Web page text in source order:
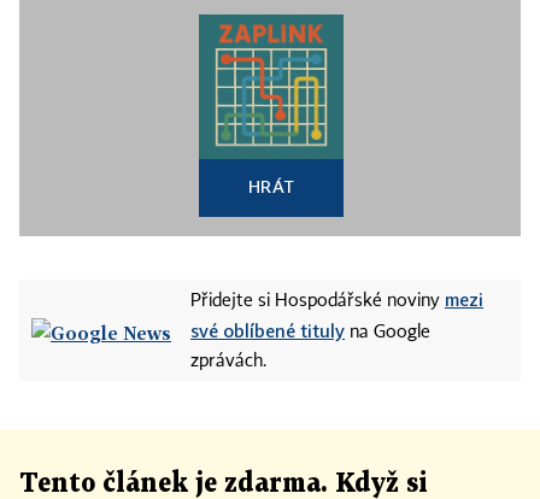
HRÁT
Přidejte si Hospodářské noviny mezi
své oblíbené tituly na Google
zprávách.
Tento článek je zdarma. Když si